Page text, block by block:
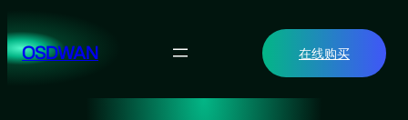
至
内OSDWAN 在线购买